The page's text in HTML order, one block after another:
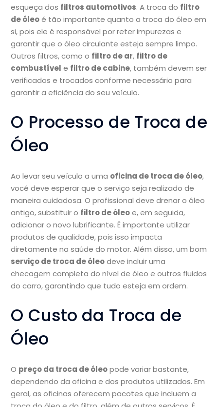
esqueça dos filtros automotivos. A troca do filtro
de óleoé tão importante quanto a troca do óleo em
si, pois ele é responsável por reter impurezas e
garantir que o óleo circulante esteja sempre limpo.
Outros filtros, como o filtro de ar, filtro de
combustível e filtro de cabine, também devem ser
verificados e trocados conforme necessário para
garantir a eficiência do seu veículo.
O Processo de Troca de
Óleo
Ao levar seu veículo a uma oficina de troca de óleo,
você deve esperar que o serviço seja realizado de
maneira cuidadosa. O profissional deve drenar o óleo
antigo, substituir o filtro de óleoe, em seguida,
adicionar o novo lubrificante. É importante utilizar
produtos de qualidade, pois isso impacta
diretamente na saúde do motor. Além disso, um bom
serviço de troca de óleodeve incluir uma
checagem completa do nível de óleo e outros fluidos
do carro, garantindo que tudo esteja em ordem.
O Custo da Troca de
Óleo
O preço da troca de óleopode variar bastante,
dependendo da oficina e dos produtos utilizados. Em
geral, as oficinas oferecem pacotes que incluem a